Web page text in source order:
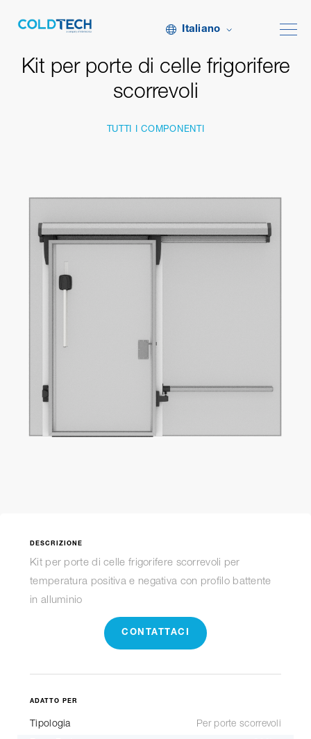
Italiano
Kit per porte di celle frigorifere
scorrevoli
TUTTI I COMPONENTI
DESCRIZIONE
Kit per porte di celle frigorifere scorrevoli per
temperatura positiva e negativa con profilo battente
in alluminio
CONTATTACI
ADATTO PER
Tipologia Per porte scorrevoli